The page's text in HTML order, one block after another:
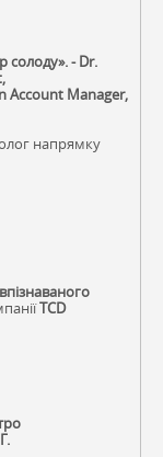
солоду». - Dr.
Account Manager,
напрямку
TCD